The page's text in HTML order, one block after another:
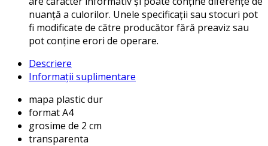
nuanță a culorilor. Unele specificații sau stocuri pot
fi modificate de către producător fără preaviz sau
pot conține erori de operare.
Descriere
Informații suplimentare
mapa plastic dur
format A4
grosime de 2 cm
transparenta